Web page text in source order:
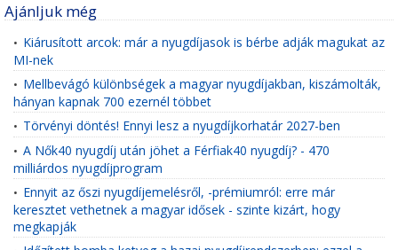
Ajánljuk még
• Kiárusított arcok: már a nyugdíjasok is bérbe adják magukat az
MI-nek
• Mellbevágó különbségek a magyar nyugdíjakban, kiszámolták,
hányan kapnak 700 ezernél többet
• Törvényi döntés! Ennyi lesz a nyugdíjkorhatár 2027-ben
• A Nők40 nyugdíj után jöhet a Férfiak40 nyugdíj? - 470
milliárdos nyugdíjprogram
• Ennyit az őszi nyugdíjemelésről, -prémiumról: erre már
keresztet vethetnek a magyar idősek - szinte kizárt, hogy
megkapják